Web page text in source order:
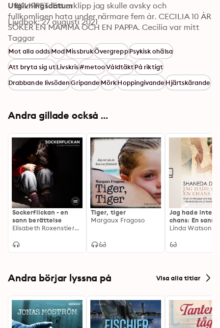
URKLIPPET. Ett urklipp jag skulle avsky och
fullkomligen hata under närmare fem år. CECILIA 10 ÅR
SÖKER EN MAMMA OCH EN PAPPA. Cecilia var mitt
fingerade namn i annonsen, det hade min ”socialtant”
berättat för mig tidigare. Helt plötsligt kunde jag inte
få ner en bit till, det var ju jag, det var min annons. Jag
var utannonserad i tidningen.”
Utgivningsdatum
Ljudbok: 27 augusti 2021
Taggar
Mot alla oddsModMissbrukÖvergreppPsykisk ohälsa
Att bryta sig utLivskris#metooVåldtäktPå riktigt
Drabbande livsödenGripandeMörkHoppingivandeHjärtskärande
Andra gillade också ...
Sockerflickan - en
sann berättelse
Elisabeth Roxenstierna
Tiger, tiger
Margaux Fragoso
Jag hade inte
chans: En sann
historia
Andra börjar lyssna på Visa alla titlar